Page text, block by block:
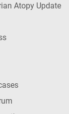
Atopy Update